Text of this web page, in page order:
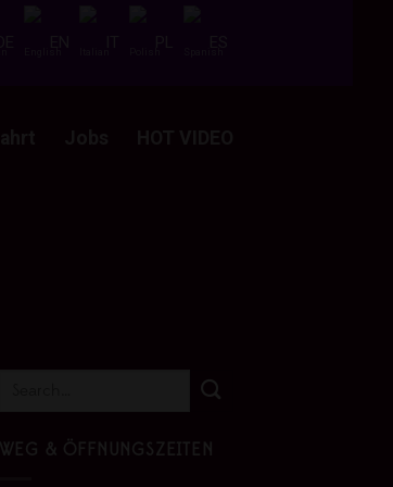
WEG & ÖFFNUNGSZEITEN